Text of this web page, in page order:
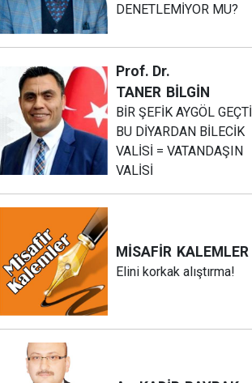
DENETLEMİYOR MU?
Prof. Dr.
TANER BİLGİN
BİR ŞEFİK AYGÖL GEÇTİ
BU DİYARDAN BİLECİK
VALİSİ = VATANDAŞIN
VALİSİ
MİSAFİR KALEMLER
Elini korkak alıştırma!